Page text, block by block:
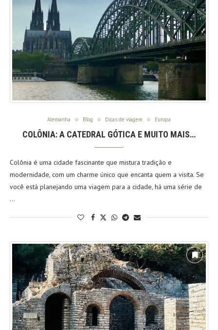
Alemanha Blog Dicas de viagem Europa
COLÔNIA: A CATEDRAL GÓTICA E MUITO MAIS…
Colônia é uma cidade fascinante que mistura tradição e
modernidade, com um charme único que encanta quem a visita. Se
você está planejando uma viagem para a cidade, há uma série de
…